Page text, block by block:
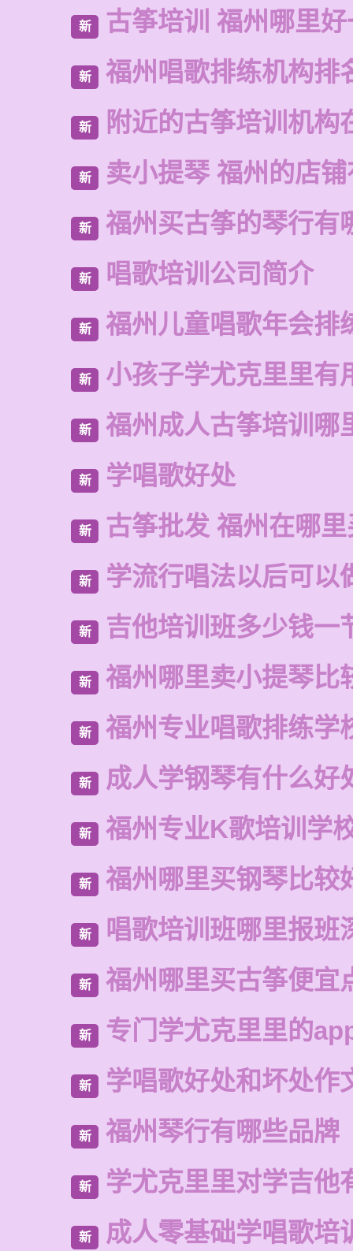
新 古筝培训 福州哪里
新 福州唱歌排练机构排
新 附近的古筝培训机构
新 卖小提琴 福州的店
新 福州买古筝的琴行有
新 唱歌培训公司简介
新 福州儿童唱歌年会排
新 小孩子学尤克里里有
新 福州成人古筝培训哪
新 学唱歌好处
新 古筝批发 福州在哪
新 学流行唱法以后可以
新 吉他培训班多少钱一
新 福州哪里卖小提琴比
新 福州专业唱歌排练学
新 成人学钢琴有什么好
新 福州专业K歌培训学
新 福州哪里买钢琴比较
新 唱歌培训班哪里报班
新 福州哪里买古筝便宜
新 专门学尤克里里的
新 学唱歌好处和坏处作
新 福州琴行有哪些品牌
新 学尤克里里对学吉他
新 成人零基础学唱歌培